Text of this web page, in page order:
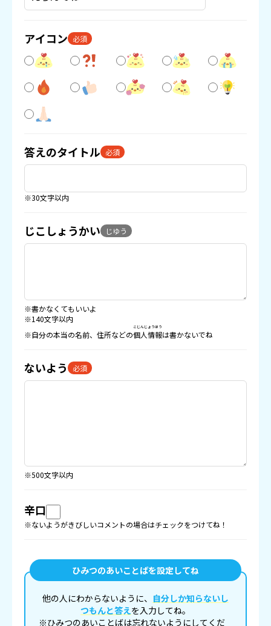
アイコン 必須
答えのタイトル 必須
※30文字以内
じこしょうかい じゆう
※書かなくてもいいよ
※140文字以内
※自分の本当の名前、住所などの個人情報
こじんじょうほう
は書かないでね
ないよう 必須
※500文字以内
辛口
※ないようがきびしいコメントの場合はチェックをつけてね！
ひみつのあいことばを設定してね
他の人にわからないように、 自分しか知らないし
つもんと答えを入力してね。
※ひみつのあいことばは忘れないようにしてくだ